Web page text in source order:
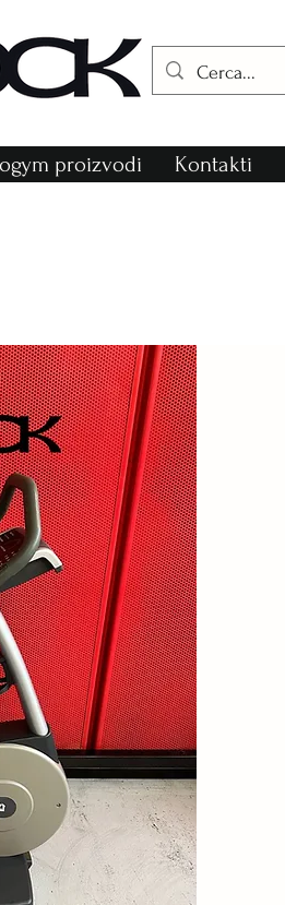
proizvodi Kontakti